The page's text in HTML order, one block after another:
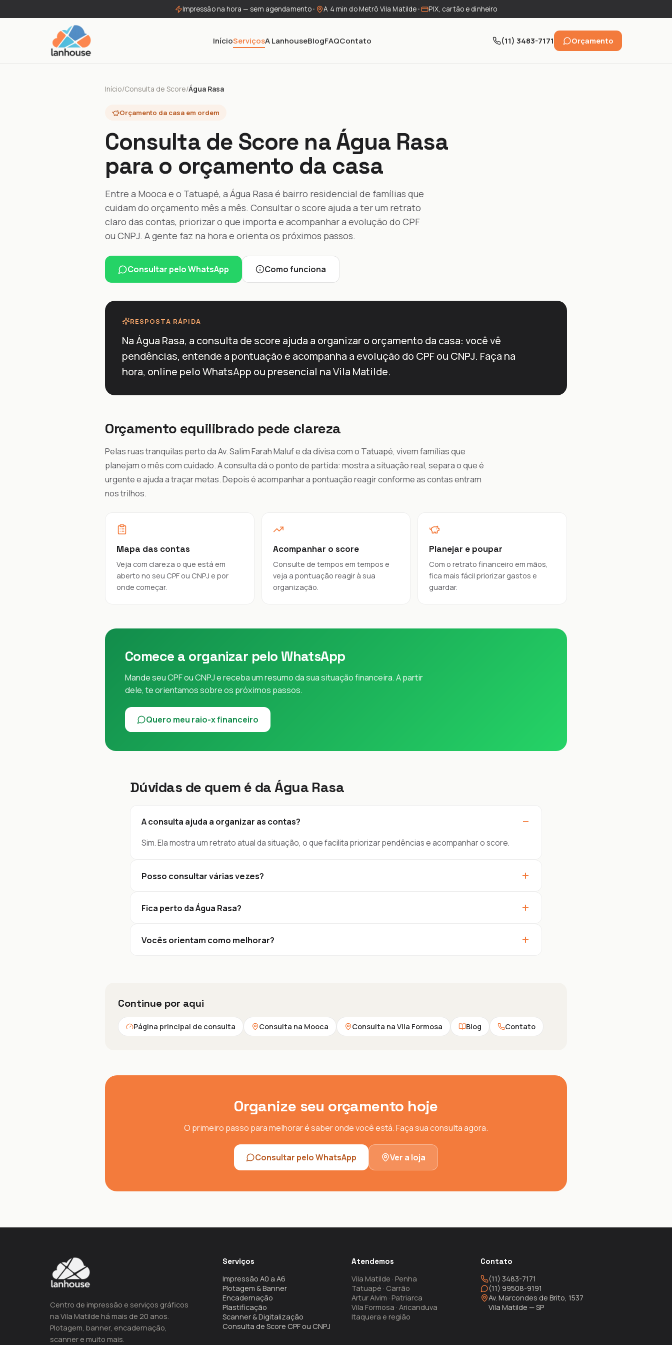
Impressão na hora — sem agendamento• A 4 min do Metrô Vila Matilde• PIX, cartão e dinheiro
InícioServiçosA LanhouseBlogFAQContato (11) 3483-7171 Orçamento
Início/Consulta de Score/Água Rasa
Orçamento da casa em ordem
Consulta de Score na Água Rasa
para o orçamento da casa
Entre a Mooca e o Tatuapé, a Água Rasa é bairro residencial de famílias que
cuidam do orçamento mês a mês. Consultar o score ajuda a ter um retrato
claro das contas, priorizar o que importa e acompanhar a evolução do CPF
ou CNPJ. A gente faz na hora e orienta os próximos passos.
Consultar pelo WhatsApp Como funciona
RESPOSTA RÁPIDA
Na Água Rasa, a consulta de score ajuda a organizar o orçamento da casa: você vê
pendências, entende a pontuação e acompanha a evolução do CPF ou CNPJ. Faça na
hora, online pelo WhatsApp ou presencial na Vila Matilde.
Orçamento equilibrado pede clareza
Pelas ruas tranquilas perto da Av. Salim Farah Maluf e da divisa com o Tatuapé, vivem famílias que
planejam o mês com cuidado. A consulta dá o ponto de partida: mostra a situação real, separa o que é
urgente e ajuda a traçar metas. Depois é acompanhar a pontuação reagir conforme as contas entram
nos trilhos.
Mapa das contas
Veja com clareza o que está em
aberto no seu CPF ou CNPJ e por
onde começar.
Acompanhar o score
Consulte de tempos em tempos e
veja a pontuação reagir à sua
organização.
Planejar e poupar
Com o retrato financeiro em mãos,
fica mais fácil priorizar gastos e
guardar.
Comece a organizar pelo WhatsApp
Mande seu CPF ou CNPJ e receba um resumo da sua situação financeira. A partir
dele, te orientamos sobre os próximos passos.
Quero meu raio-x financeiro
Dúvidas de quem é da Água Rasa
A consulta ajuda a organizar as contas? −
Sim. Ela mostra um retrato atual da situação, o que facilita priorizar pendências e acompanhar o score.
Posso consultar várias vezes? +
Fica perto da Água Rasa? +
Vocês orientam como melhorar? +
Continue por aqui
Página principal de consulta Consulta na Mooca Consulta na Vila Formosa Blog Contato
Organize seu orçamento hoje
O primeiro passo para melhorar é saber onde você está. Faça sua consulta agora.
Consultar pelo WhatsApp Ver a loja
Centro de impressão e serviços gráficos
na Vila Matilde há mais de 20 anos.
Plotagem, banner, encadernação,
scanner e muito mais.
Serviços
Impressão A0 a A6
Plotagem & Banner
Encadernação
Plastificação
Scanner & Digitalização
Consulta de Score CPF ou CNPJ
Atendemos
Vila Matilde · Penha
Tatuapé · Carrão
Artur Alvim · Patriarca
Vila Formosa · Aricanduva
Itaquera e região
Contato
(11) 3483-7171
(11) 99508-9191
Av. Marcondes de Brito, 1537
Vila Matilde — SP